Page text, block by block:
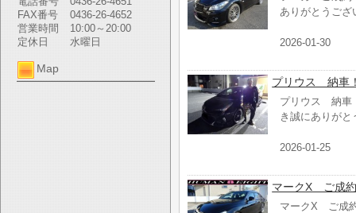
FAX番号
0436-26-4652
営業時間
10:00～20:00
定休日
水曜日
Map
ありがとうござ
2026-01-30
プリウス 納車
プリウス 納車
き誠にありが
2026-01-25
マークX ご成
マークX ご成